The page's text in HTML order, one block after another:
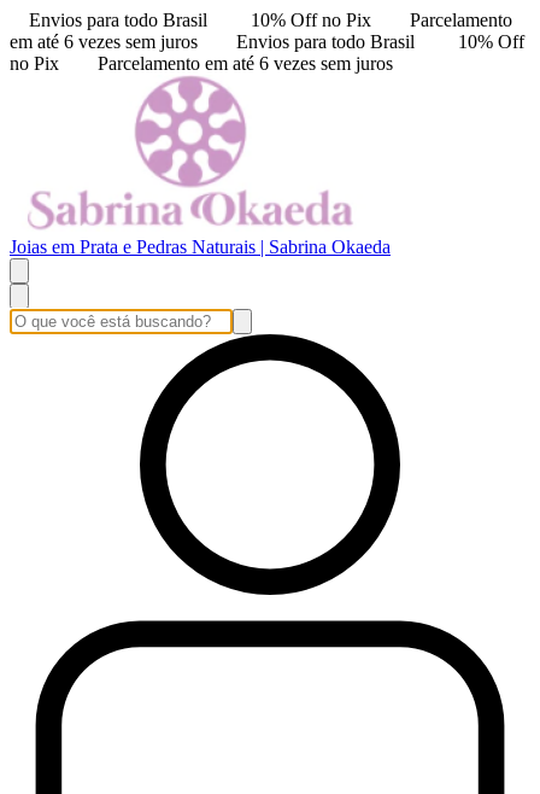
Envios para todo Brasil 10% Off no Pix
Parcelamento
em até 6 vezes sem juros
Envios para todo Brasil
10% Off
no Pix
Parcelamento em até 6 vezes sem juros
Joias em Prata e Pedras Naturais | Sabrina Okaeda